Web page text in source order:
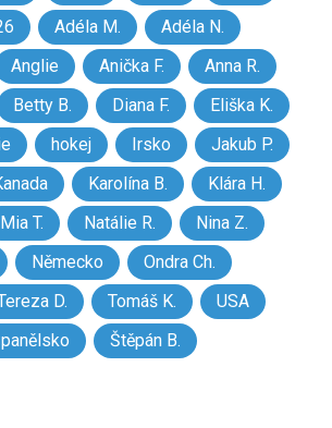
Adéla M.
Adéla N.
Anglie Anička F.
Anna R.
Betty B. Diana F.
Eliška K.
hokej Irsko
Jakub P.
Karolína B.
Klára H.
Mia T. Natálie R.
Nina Z.
Německo
Ondra Ch.
D. Tomáš K.
USA
Štěpán B.